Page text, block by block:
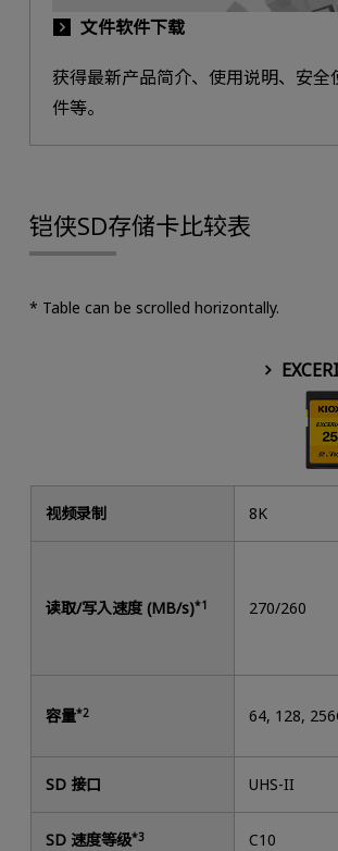
文件软件下载
获得最新产品简介、使用说明、安全
件等。
铠侠SD存储卡比较表
* Table can be scrolled horizontally.
视频录制 8K
读取/写入速度 (MB/s)*1 270/260
容量*2 64, 128,
SD 接口 UHS-II
SD 速度等级*3 C10